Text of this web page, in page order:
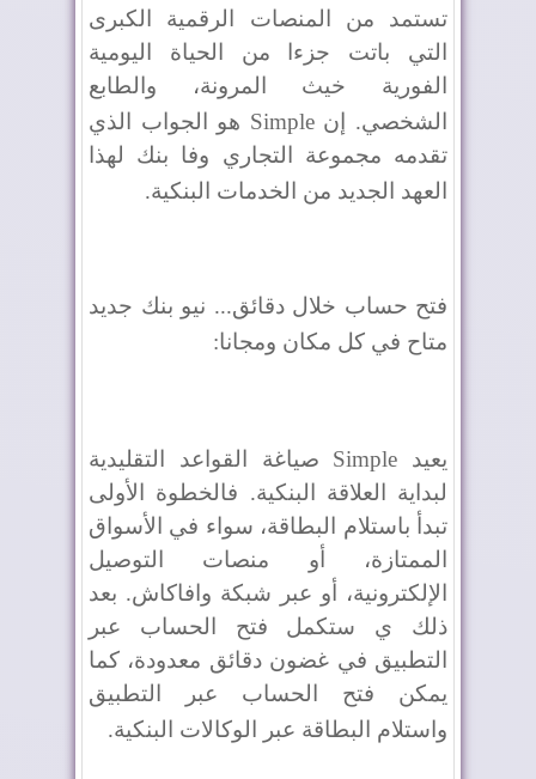
تستمد من المنصات الرقمية الكبرى
التي باتت جزءا من الحياة اليومية
الفورية خيث المرونة، والطابع
الشخصي. إن Simple هو الجواب الذي
تقدمه مجموعة التجاري وفا بنك لهذا
العهد الجديد من الخدمات البنكية.
فتح حساب خلال دقائق... نيو بنك جديد
متاح في كل مكان ومجانا:
يعيد Simple صياغة القواعد التقليدية
لبداية العلاقة البنكية. فالخطوة الأولى
تبدأ باستلام البطاقة، سواء في الأسواق
الممتازة، أو منصات التوصيل
الإلكترونية، أو عبر شبكة وافاكاش. بعد
ذلك ي ستكمل فتح الحساب عبر
التطبيق في غضون دقائق معدودة، كما
يمكن فتح الحساب عبر التطبيق
واستلام البطاقة عبر الوكالات البنكية.